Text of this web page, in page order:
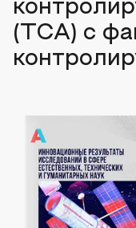
(TCA) с